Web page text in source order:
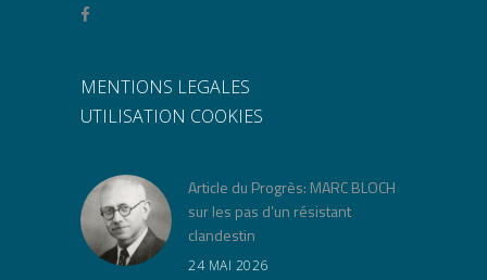
MENTIONS LEGALES
UTILISATION COOKIES
Article du Progrès: MARC BLOCH
sur les pas d’un résistant
clandestin
24 MAI 2026